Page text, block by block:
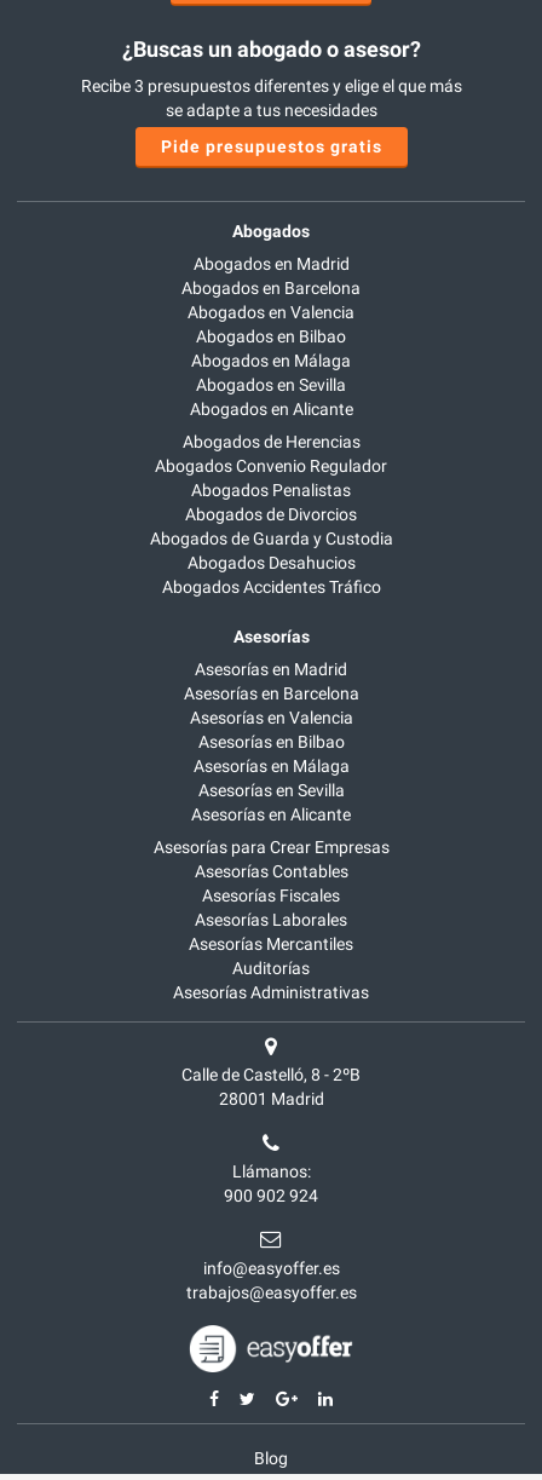
¿Buscas un abogado o asesor?
Recibe 3 presupuestos diferentes y elige el que más
se adapte a tus necesidades
Pide presupuestos gratis
Abogados
Abogados en Madrid
Abogados en Barcelona
Abogados en Valencia
Abogados en Bilbao
Abogados en Málaga
Abogados en Sevilla
Abogados en Alicante
Abogados de Herencias
Abogados Convenio Regulador
Abogados Penalistas
Abogados de Divorcios
Abogados de Guarda y Custodia
Abogados Desahucios
Abogados Accidentes Tráfico
Asesorías
Asesorías en Madrid
Asesorías en Barcelona
Asesorías en Valencia
Asesorías en Bilbao
Asesorías en Málaga
Asesorías en Sevilla
Asesorías en Alicante
Asesorías para Crear Empresas
Asesorías Contables
Asesorías Fiscales
Asesorías Laborales
Asesorías Mercantiles
Auditorías
Asesorías Administrativas
Calle de Castelló, 8 - 2ºB
28001 Madrid
Llámanos:
900 902 924
info@easyoffer.es
trabajos@easyoffer.es
Blog